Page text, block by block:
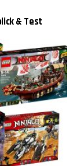
& Test